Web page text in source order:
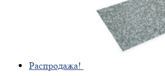
Распродажа!